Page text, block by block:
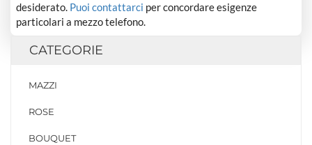
desiderato. Puoi contattarci per concordare esigenze
particolari a mezzo telefono.
CATEGORIE
MAZZI
ROSE
BOUQUET